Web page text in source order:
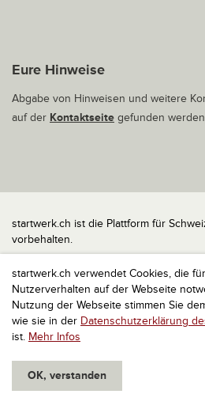
startwerk.ch verwendet Cookies, die
Nutzerverhalten auf der Webseite
Nutzung der Webseite stimmen Sie
wie sie in der Datenschutzerklärung
ist. Mehr Infos
OK, verstanden
Eure Hinweise
Abgabe von Hinweisen und weitere
auf der Kontaktseite gefunden
startwerk.ch ist die Plattform für
vorbehalten.
Impressum
Kontakt
nach oben